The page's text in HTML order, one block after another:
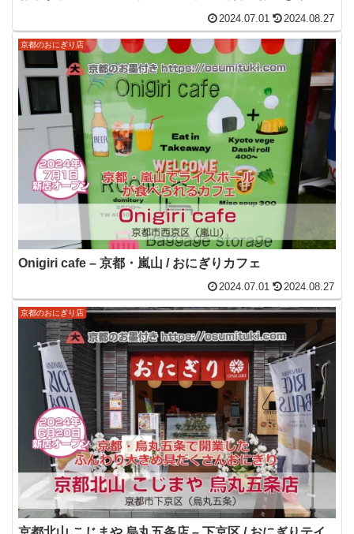
2024.07.01 2024.08.27
京都のおにぎり店
Onigiri cafe – 京都・嵐山 / おにぎりカフェ
2024.07.01 2024.08.27
京都のおにぎり店